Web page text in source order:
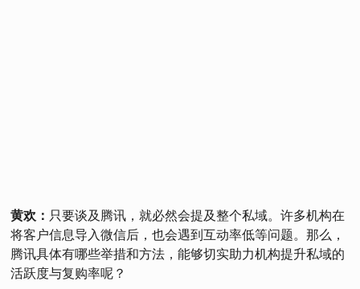
黄欢： 只要谈及腾讯，就必然会提及整个私域。许多机构在
将客户信息导入微信后，也会遇到互动率低等问题。那么，
腾讯具体有哪些举措和方法，能够切实助力机构提升私域的
活跃度与复购率呢？